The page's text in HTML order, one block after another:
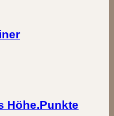
Höhe.Punkte